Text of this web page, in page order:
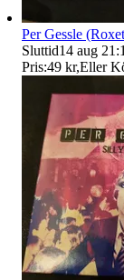
Per Gessle
Sluttid14 aug
Pris:49 kr,Eller